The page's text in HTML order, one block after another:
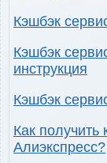
Кэшбэк
Кэшбэк
инструкция
Кэшбэк
Как
Алиэкспресс?